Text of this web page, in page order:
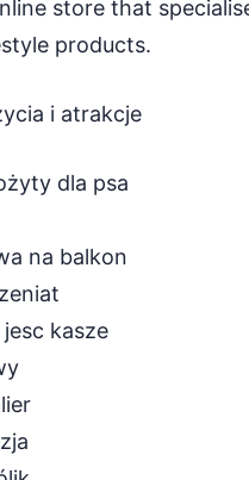
store that
products.
i atrakcje
dla psa
na balkon
kasze